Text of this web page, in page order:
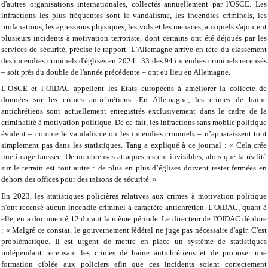
d'autres organisations internationales, collectés annuellement par l'OSCE. Les
infractions les plus fréquentes sont le vandalisme, les incendies criminels, les
profanations, les agressions physiques, les vols et les menaces, auxquels s'ajoutent
plusieurs incidents à motivation terroriste, dont certains ont été déjoués par les
services de sécurité, précise le rapport. L'Allemagne arrive en tête du classement
des incendies criminels d'églises en 2024 : 33 des 94 incendies criminels recensés
– soit près du double de l'année précédente – ont eu lieu en Allemagne.
L’OSCE et l’OIDAC appellent les États européens à améliorer la collecte de
données sur les crimes antichrétiens. En Allemagne, les crimes de haine
antichrétiens sont actuellement enregistrés exclusivement dans le cadre de la
criminalité à motivation politique. De ce fait, les infractions sans mobile politique
évident – ​​comme le vandalisme ou les incendies criminels – n’apparaissent tout
simplement pas dans les statistiques. Tang a expliqué à ce journal : « Cela crée
une image faussée. De nombreuses attaques restent invisibles, alors que la réalité
sur le terrain est tout autre : de plus en plus d’églises doivent rester fermées en
dehors des offices pour des raisons de sécurité. »
En 2023, les statistiques policières relatives aux crimes à motivation politique
n'ont recensé aucun incendie criminel à caractère antichrétien. L'OIDAC, quant à
elle, en a documenté 12 durant la même période. Le directeur de l'OIDAC déplore
: « Malgré ce constat, le gouvernement fédéral ne juge pas nécessaire d'agir. C'est
problématique. Il est urgent de mettre en place un système de statistiques
indépendant recensant les crimes de haine antichrétiens et de proposer une
formation ciblée aux policiers afin que ces incidents soient correctement